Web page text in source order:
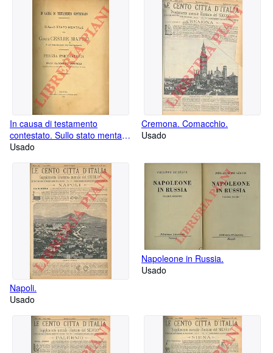
In causa di testamento
contestato. Sullo stato mentale
del Conte Cesare Mattei il cosi
dell'Elettromiopatia. Perizia
psichiatrica.
Usado
Cremona. Comacchio.
Usado
Napoli.
Usado
Napoleone in Russia.
Usado